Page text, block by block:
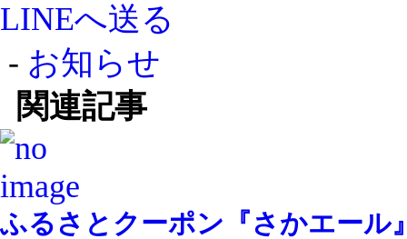
LINEへ送る
- お知らせ
関連記事
ふるさとクーポン『さかエール